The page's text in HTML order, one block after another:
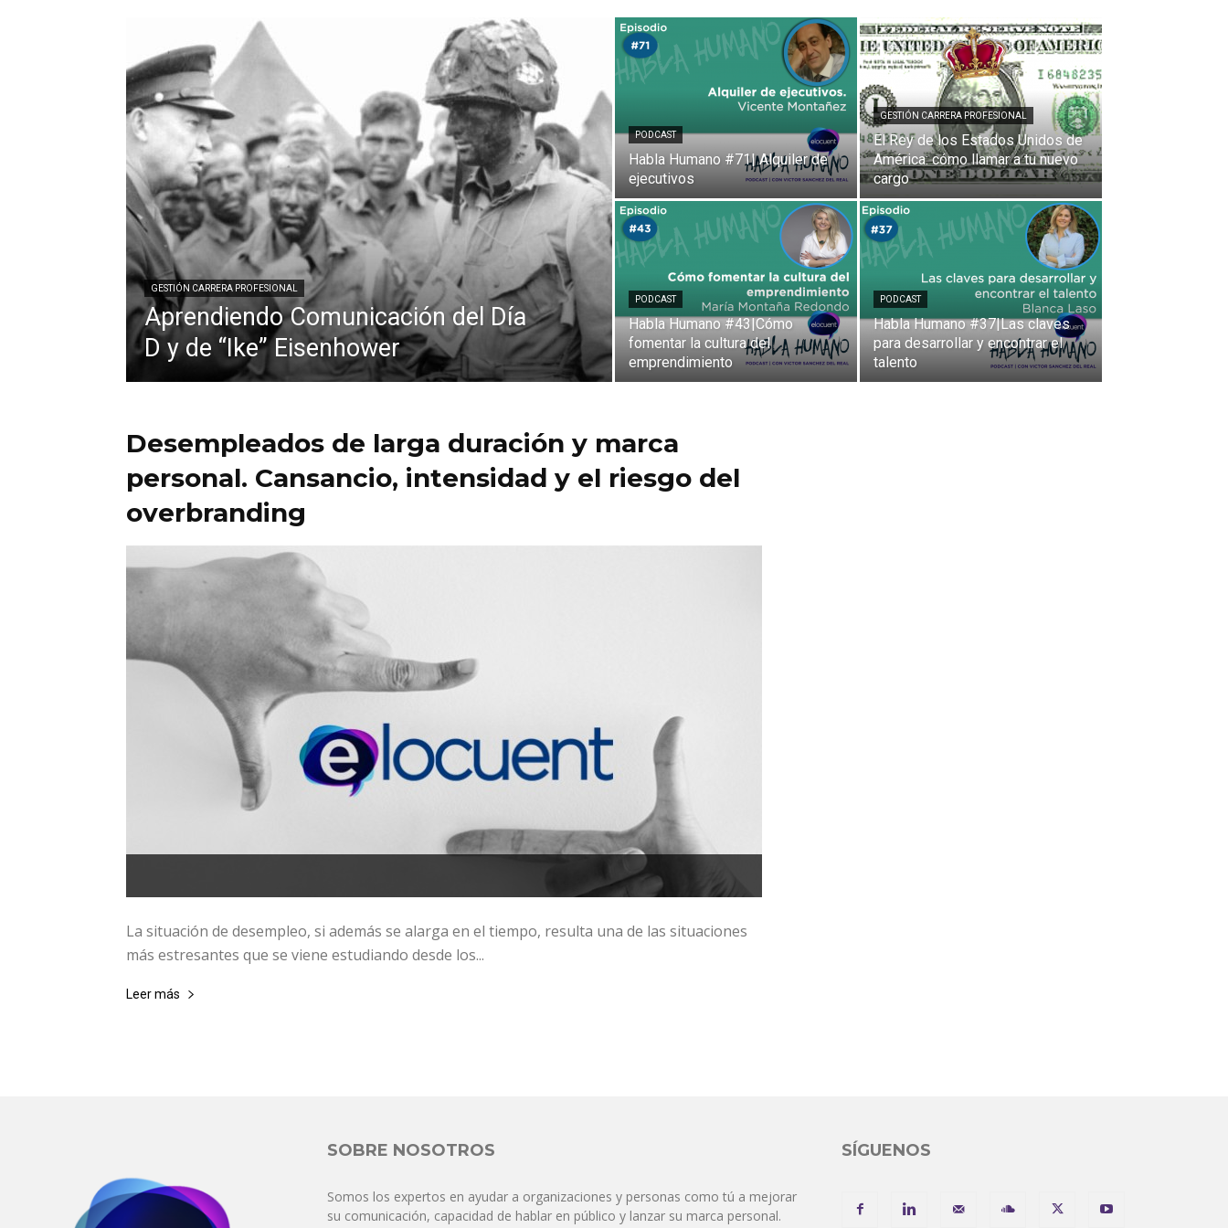
los
que
quieren
GESTIÓN CARRERA PROFESIONAL
Aprendiendo Comunicación del Día
D y de “Ike” Eisenhower
PODCAST
Habla Humano #71| Alquiler de
ejecutivos
GESTIÓN CARRERA PROFESIONAL
El Rey de los Estados Unidos de
América: cómo llamar a tu nuevo
cargo
PODCAST
Habla Humano #43|Cómo
fomentar la cultura del
emprendimiento
PODCAST
Habla Humano #37|Las claves
para desarrollar y encontrar el
talento
Desempleados de larga duración y marca
personal. Cansancio, intensidad y el riesgo del
overbranding
La situación de desempleo, si además se alarga en el tiempo, resulta una de las situaciones
más estresantes que se viene estudiando desde los...
Leer más
SOBRE NOSOTROS
Somos los expertos en ayudar a organizaciones y personas como tú a mejorar
su comunicación, capacidad de hablar en público y lanzar su marca personal.
SÍGUENOS